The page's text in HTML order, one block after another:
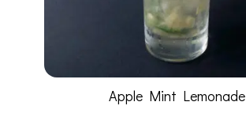
Apple Mint Lemonade